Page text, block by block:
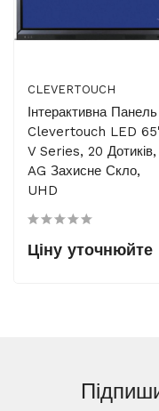
CLEVERTOUCH
Інтерактивна Панель
Clevertouch LED
V Series, 20 Дотиків,
AG Захисне Скло,
UHD
Ціну уточнюйте